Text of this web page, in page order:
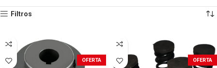
Filtros
OFERTA OFERTA